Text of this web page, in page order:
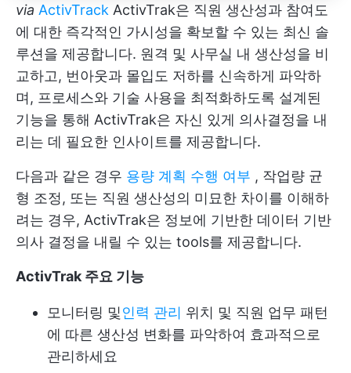
via ActivTrack ActivTrak은 직원 생산성과 참여도
에 대한 즉각적인 가시성을 확보할 수 있는 최신 솔
루션을 제공합니다. 원격 및 사무실 내 생산성을 비
교하고, 번아웃과 몰입도 저하를 신속하게 파악하
며, 프로세스와 기술 사용을 최적화하도록 설계된
기능을 통해 ActivTrak은 자신 있게 의사결정을 내
리는 데 필요한 인사이트를 제공합니다.
다음과 같은 경우 용량 계획 수행 여부 , 작업량 균
형 조정, 또는 직원 생산성의 미묘한 차이를 이해하
려는 경우, ActivTrak은 정보에 기반한 데이터 기반
의사 결정을 내릴 수 있는 tools를 제공합니다.
ActivTrak 주요 기능
모니터링 및인력 관리 위치 및 직원 업무 패턴
에 따른 생산성 변화를 파악하여 효과적으로
관리하세요